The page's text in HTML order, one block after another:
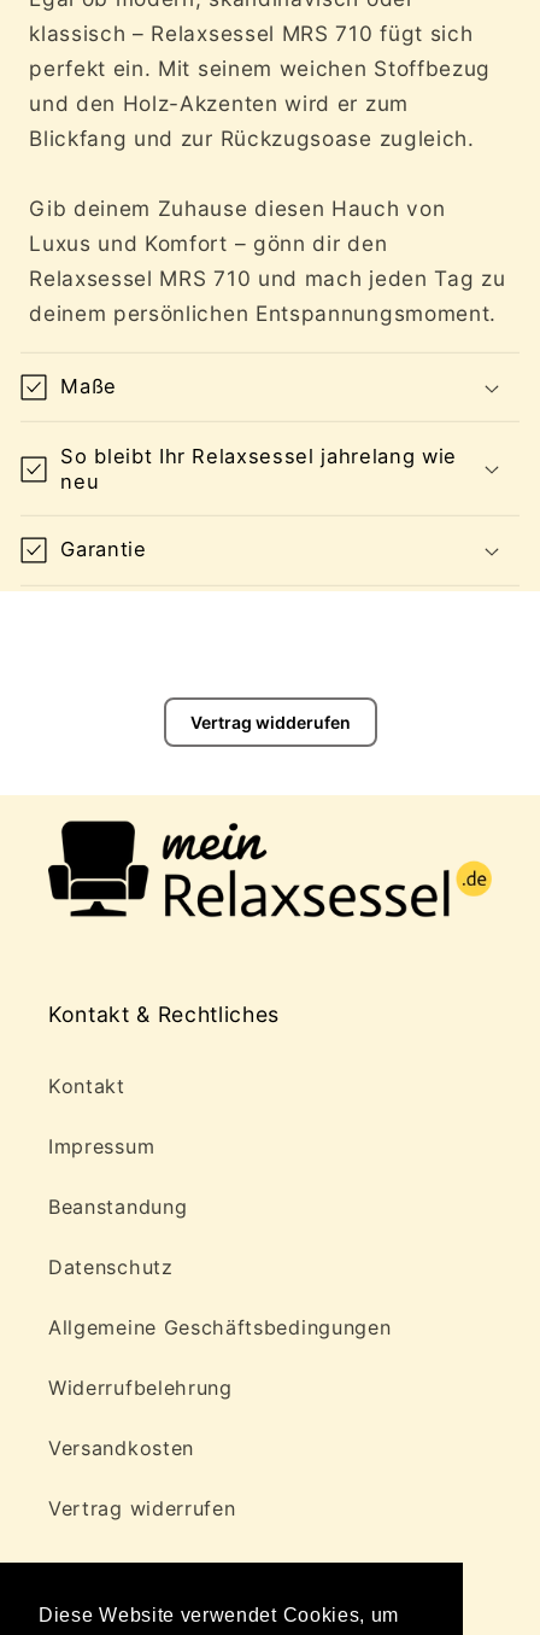
Diese Website verwendet Cookies, um
klassisch – Relaxsessel MRS 710 fügt sich
perfekt ein. Mit seinem weichen Stoffbezug
und den Holz-Akzenten wird er zum
Blickfang und zur Rückzugsoase zugleich.
Gib deinem Zuhause diesen Hauch von
Luxus und Komfort – gönn dir den
Relaxsessel MRS 710 und mach jeden Tag zu
deinem persönlichen Entspannungsmoment.
Maße
So bleibt Ihr Relaxsessel jahrelang wie
neu
Garantie
Vertrag widderufen
Kontakt & Rechtliches
Kontakt
Impressum
Beanstandung
Datenschutz
Allgemeine Geschäftsbedingungen
Widerrufbelehrung
Versandkosten
Vertrag widerrufen